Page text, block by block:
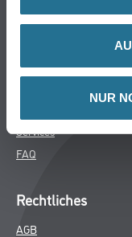
NUR
Über uns
MPlus
Services
FAQ
Rechtliches
AGB